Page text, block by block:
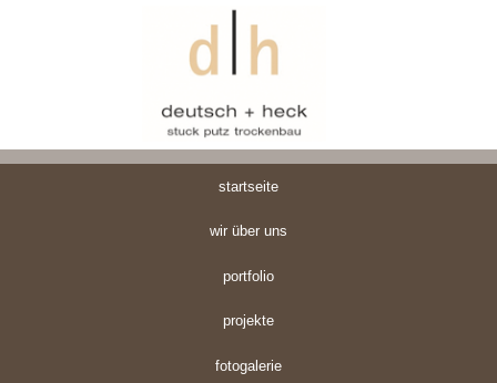
startseite
wir über uns
portfolio
projekte
fotogalerie